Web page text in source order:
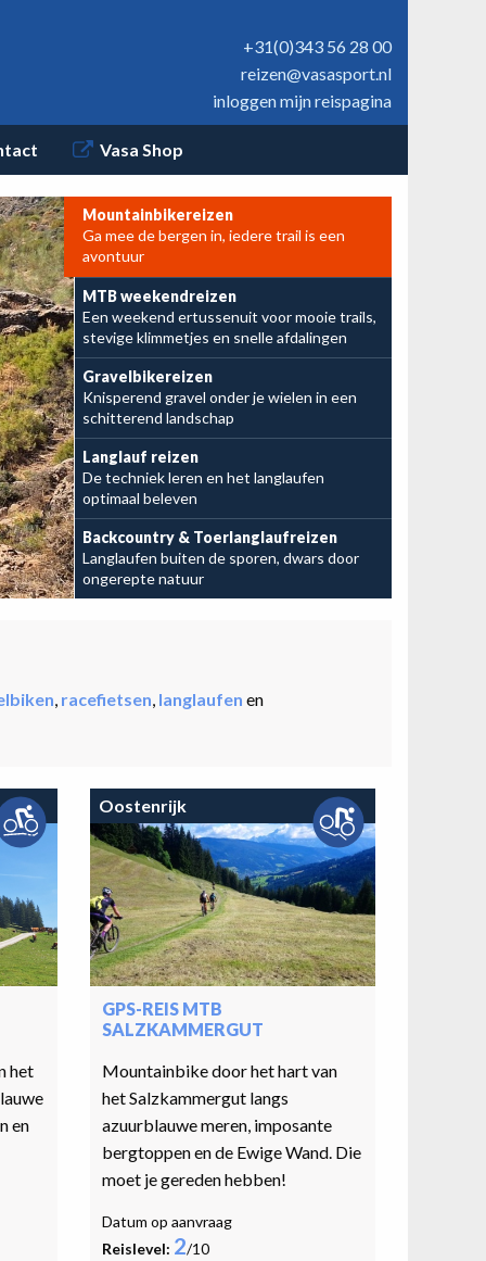
+31(0)343 56 28 00
reizen@vasasport.nl
inloggen mijn reispagina
Vasa Shop
Van flowtrails tot ruige downhills
Een heerlijk
najaarsweekend
Bekijk de mogelijkheden
Mountainbikereizen
Ga mee de bergen in, iedere trail is een
avontuur
MTB weekendreizen
Een weekend ertussenuit voor mooie trails,
stevige klimmetjes en snelle afdalingen
Gravelbikereizen
Knisperend gravel onder je wielen in een
schitterend landschap
Langlauf reizen
De techniek leren en het langlaufen
optimaal beleven
Backcountry & Toerlanglaufreizen
Langlaufen buiten de sporen, dwars door
ongerepte natuur
, racefietsen, langlaufen en
het
en
Oostenrijk
GPS-REIS MTB
SALZKAMMERGUT
Mountainbike door het hart van
het Salzkammergut langs
azuurblauwe meren, imposante
bergtoppen en de Ewige Wand. Die
moet je gereden hebben!
Datum op aanvraag
Reislevel: 2/10